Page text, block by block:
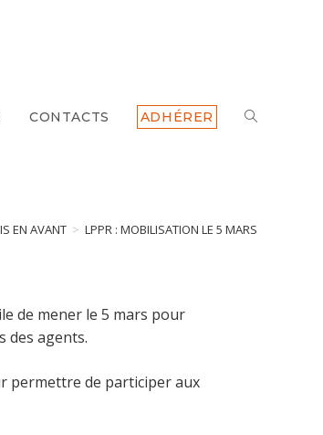
CONTACTS ADHÉRER TOGGLE
SEARCH
EN AVANT > LPPR : MOBILISATION LE 5 MARS
de mener le 5 mars pour
des agents.
permettre de participer aux